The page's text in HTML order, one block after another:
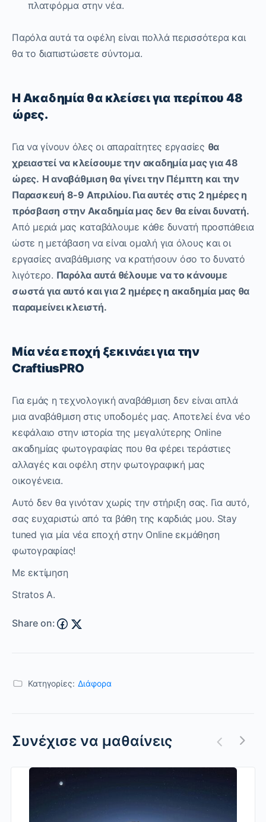
πλατφόρμα στην νέα.
Παρόλα αυτά τα οφέλη είναι πολλά περισσότερα και
θα το διαπιστώσετε σύντομα.
Η Ακαδημία θα κλείσει για περίπου 48
ώρες.
Για να γίνουν όλες οι απαραίτητες εργασίες θα
χρειαστεί να κλείσουμε την ακαδημία μας για 48
ώρες. Η αναβάθμιση θα γίνει την Πέμπτη και την
Παρασκευή 8-9 Απριλίου. Για αυτές στις 2 ημέρες η
πρόσβαση στην Ακαδημία μας δεν θα είναι δυνατή.
Από μεριά μας καταβάλουμε κάθε δυνατή προσπάθεια
ώστε η μετάβαση να είναι ομαλή για όλους και οι
εργασίες αναβάθμισης να κρατήσουν όσο το δυνατό
λιγότερο. Παρόλα αυτά θέλουμε να το κάνουμε
σωστά για αυτό και για 2 ημέρες η ακαδημία μας θα
παραμείνει κλειστή.
Μία νέα εποχή ξεκινάει για την
CraftiusPRO
Για εμάς η τεχνολογική αναβάθμιση δεν είναι απλά
μια αναβάθμιση στις υποδομές μας. Αποτελεί ένα νέο
κεφάλαιο στην ιστορία της μεγαλύτερης Online
ακαδημίας φωτογραφίας που θα φέρει τεράστιες
αλλαγές και οφέλη στην φωτογραφική μας
οικογένεια.
Αυτό δεν θα γινόταν χωρίς την στήριξη σας. Για αυτό,
σας ευχαριστώ από τα βάθη της καρδιάς μου. Stay
tuned για μία νέα εποχή στην Online εκμάθηση
φωτογραφίας!
Με εκτίμηση
Stratos A.
Share on:
Κατηγορίες: Διάφορα
Συνέχισε να μαθαίνεις